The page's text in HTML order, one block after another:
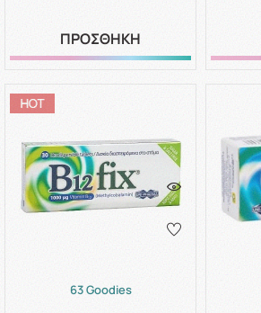
ΠΡΟΣΘΗΚΗ
63 Goodies